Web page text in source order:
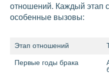
отношений. Каждый этап
особенные вызовы:
Этап отношений
Первые годы брака